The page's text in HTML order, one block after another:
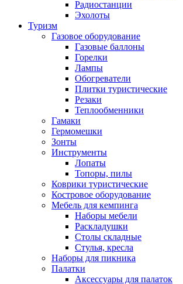
Радиостанции
Эхолоты
Туризм
Газовое оборудование
Газовые баллоны
Горелки
Лампы
Обогреватели
Плитки туристические
Резаки
Теплообменники
Гамаки
Гермомешки
Зонты
Инструменты
Лопаты
Топоры, пилы
Коврики туристические
Костровое оборудование
Мебель для кемпинга
Наборы мебели
Раскладушки
Столы складные
Стулья, кресла
Наборы для пикника
Палатки
Аксессуары для палаток